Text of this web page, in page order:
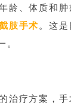
龄、体质和
肢手术 。这
治疗方案，